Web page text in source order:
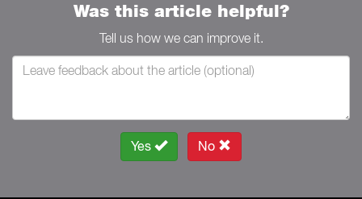
Was this article helpful?
Tell us how we can improve it.
Yes No